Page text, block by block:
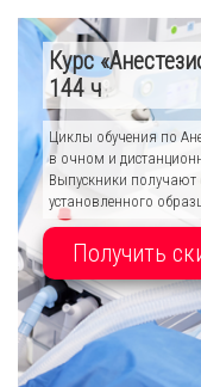
Курс
144 ч
Циклы обучения по
в очном и
Выпускники
установленного
Получить